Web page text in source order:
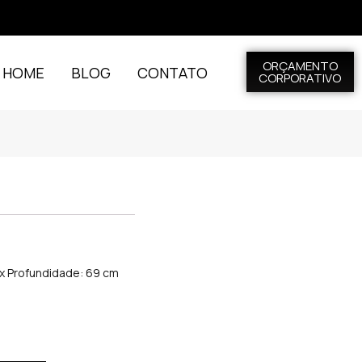
BLOG CONTATO ORÇAMENTO
CORPORATIVO
Profundidade: 69 cm